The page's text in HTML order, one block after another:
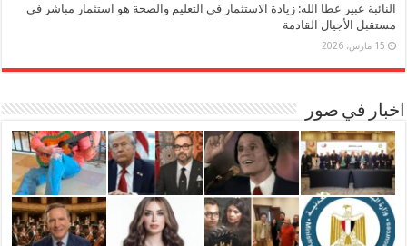
النائبة عبير عطا الله: زيادة الاستثمار في التعليم والصحة هو استثمار مباشر في
مستقبل الأجيال القادمة
15 مارس، 2026
اخبار في صور